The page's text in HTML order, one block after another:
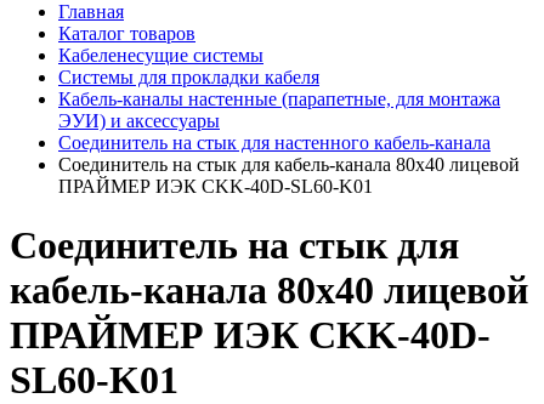
Главная
Каталог товаров
Кабеленесущие системы
Системы для прокладки кабеля
Кабель-каналы настенные (парапетные, для монтажа
ЭУИ) и аксессуары
Соединитель на стык для настенного кабель-канала
Соединитель на стык для кабель-канала 80х40 лицевой
ПРАЙМЕР ИЭК CKK-40D-SL60-K01
Соединитель на стык для
кабель-канала 80х40 лицевой
ПРАЙМЕР ИЭК CKK-40D-
SL60-K01